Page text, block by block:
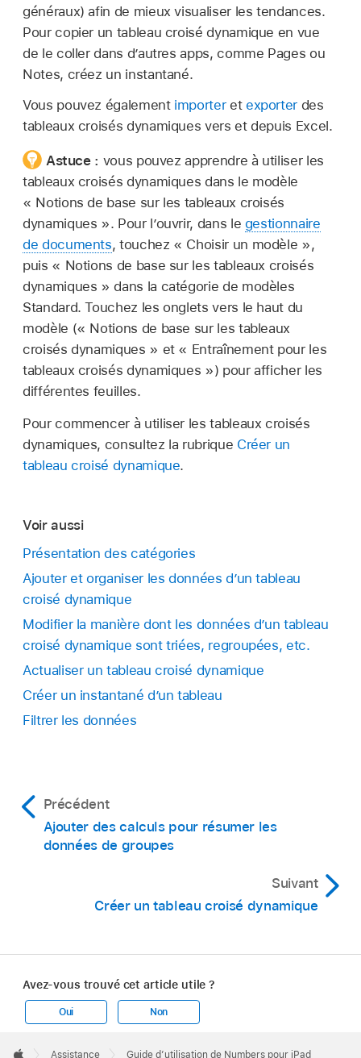
généraux) afin de mieux visualiser les tendances.
Pour copier un tableau croisé dynamique en vue
de le coller dans d’autres apps, comme Pages ou
Notes, créez un instantané.
Vous pouvez également importeret exporter des
tableaux croisés dynamiques vers et depuis Excel.
Astuce : vous pouvez apprendre à utiliser les
tableaux croisés dynamiques dans le modèle
« Notions de base sur les tableaux croisés
dynamiques ». Pour l’ouvrir, dans le gestionnaire
de documents, touchez « Choisir un modèle »,
puis « Notions de base sur les tableaux croisés
dynamiques » dans la catégorie de modèles
Standard. Touchez les onglets vers le haut du
modèle (« Notions de base sur les tableaux
croisés dynamiques » et « Entraînement pour les
tableaux croisés dynamiques ») pour afficher les
différentes feuilles.
Pour commencer à utiliser les tableaux croisés
dynamiques, consultez la rubrique Créer un
tableau croisé dynamique.
Voir aussi
Présentation des catégories
Ajouter et organiser les données d’un tableau
croisé dynamique
Modifier la manière dont les données d’un tableau
croisé dynamique sont triées, regroupées, etc.
Actualiser un tableau croisé dynamique
Créer un instantané d’un tableau
Filtrer les données
Précédent
Ajouter des calculs pour résumer les
données de groupes
Suivant
Créer un tableau croisé dynamique
Avez-vous trouvé cet article utile ?
Oui Non
Footer
 Assistance Guide d’utilisation de Numbers pour iPad